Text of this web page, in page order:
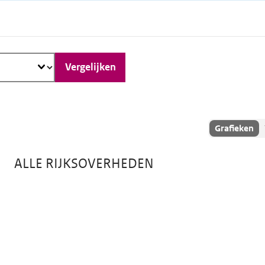
Vergelijken
Toon
Grafieken
ALLE RIJKSOVERHEDEN